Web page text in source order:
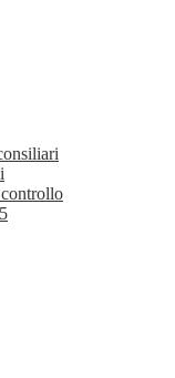
5